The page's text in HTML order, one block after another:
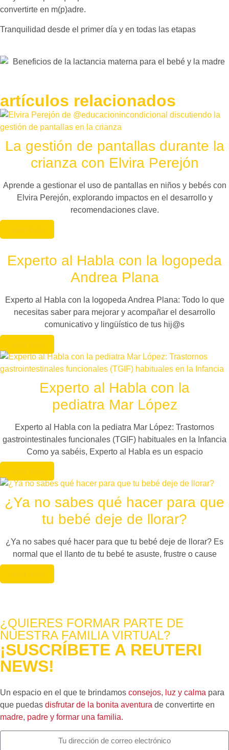
convertirte en m(p)adre.
Tranquilidad desde el primer día y en todas las etapas
artículos relacionados
La gestión de pantallas durante la
crianza con Elvira Perejón
Aprende a gestionar el uso de pantallas en niños y bebés con
Elvira Perejón, explorando impactos en el desarrollo y
recomendaciones clave.
Experto al Habla con la logopeda
Andrea Plana
Experto al Habla con la logopeda Andrea Plana: Todo lo que
necesitas saber para mejorar y acompañar el desarrollo
comunicativo y lingüístico de tus hij@s
Experto al Habla con la
pediatra Mar López
Experto al Habla con la pediatra Mar López: Trastornos
gastrointestinales funcionales (TGIF) habituales en la Infancia
Como ya sabéis, Experto al Habla es un espacio
¿Ya no sabes qué hacer para que
tu bebé deje de llorar?
¿Ya no sabes qué hacer para que tu bebé deje de llorar? Es
normal que el llanto de tu bebé te asuste, frustre o cause
¿QUIERES FORMAR PARTE DE
NUESTRA FAMILIA VIRTUAL?
¡SUSCRÍBETE A REUTERI
NEWS!
Un espacio en el que te brindamos consejos, luz y calma para
que puedas disfrutar de la bonita aventura de convertirte en
madre, padre y formar una familia.